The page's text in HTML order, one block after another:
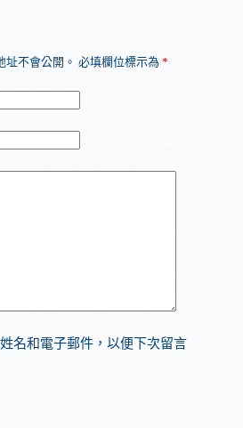
址不會公開。 必填欄位標示為 *
名和電子郵件，以便下次留言